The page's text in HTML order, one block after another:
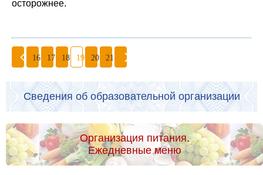
осторожнее.
16 17 18 19 20 21
Сведения об образовательной организации
Организация питания.
Ежедневные меню